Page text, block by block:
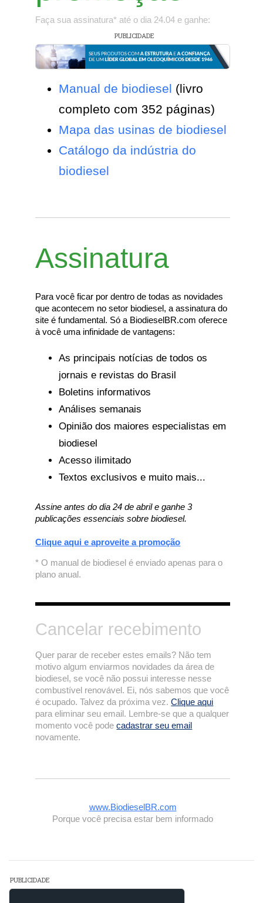
Faça sua assinatura* até o dia 24.04 e ganhe:
PUBLICIDADE
Manual de biodiesel (livro
completo com 352 páginas)
Mapa das usinas de biodiesel
Catálogo da indústria do
biodiesel
Assinatura
Para você ficar por dentro de todas as novidades
que acontecem no setor biodiesel, a assinatura do
site é fundamental. Só a BiodieselBR.com oferece
à você uma infinidade de vantagens:
As principais notícias de todos os
jornais e revistas do Brasil
Boletins informativos
Análises semanais
Opinião dos maiores especialistas em
biodiesel
Acesso ilimitado
Textos exclusivos e muito mais...
Assine antes do dia 24 de abril e ganhe 3
publicações essenciais sobre biodiesel.
Clique aqui e aproveite a promoção
* O manual de biodiesel é enviado apenas para o
plano anual.
Cancelar recebimento
Quer parar de receber estes emails? Não tem
motivo algum enviarmos novidades da área de
biodiesel, se você não possui interesse nesse
combustível renovável. Ei, nós sabemos que você
é ocupado. Talvez da próxima vez.Clique aqui
para eliminar seu email. Lembre-se que a qualquer
momento você podecadastrar seu email
novamente.
www.BiodieselBR.com
Porque você precisa estar bem informado
PUBLICIDADE